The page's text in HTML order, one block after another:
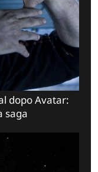
dopo Avatar:
saga